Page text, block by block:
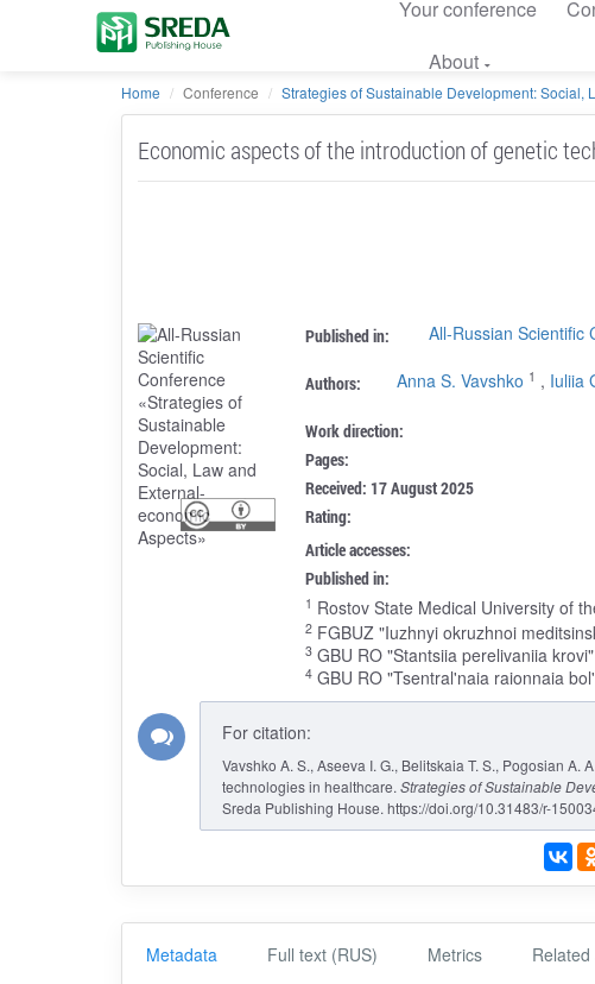
Your conference
About
Home Conference Strategies of Sustainable Development: Social,
Economic aspects of the introduction of genetic
Published in:
All-Russian Scientific
Authors: Anna S. Vavshko 1 , Iuliia
Work direction:
Pages:
Received: 17 August 2025
Rating:
Article accesses:
Published in:
1 Rostov State Medical University of
2 FGBUZ "Iuzhnyi okruzhnoi
3 GBU RO "Stantsiia perelivaniia krovi"
4 GBU RO "Tsentral'naia raionnaia
For citation:
Vavshko A. S., Aseeva I. G., Belitskaia T. S., Pogosian A.
technologies in healthcare. Strategies of Sustainable
Sreda Publishing House. https://doi.org/10.31483/r-
Metadata Full text (RUS) Metrics